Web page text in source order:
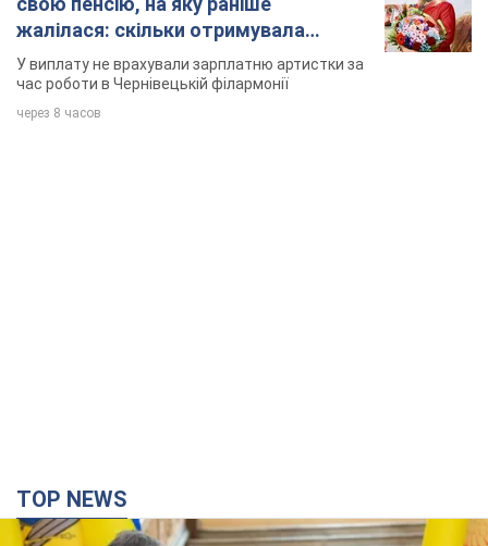
Зеленський вперше прибув до Сербії:
планується зустріч із Вучичем